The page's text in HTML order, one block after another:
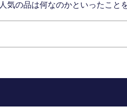
気の品は何なのかといったこと